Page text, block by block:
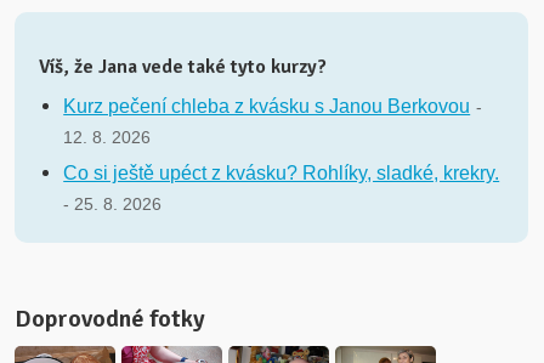
Víš, že Jana vede také tyto kurzy?
Kurz pečení chleba z kvásku s Janou Berkovou -
12. 8. 2026
Co si ještě upéct z kvásku? Rohlíky, sladké, krekry.
- 25. 8. 2026
Doprovodné fotky